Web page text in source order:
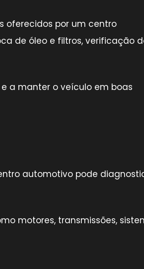
oferecidos por um centro
de óleo e filtros, verificação
a manter o veículo em boas
automotivo pode
motores, transmissões,